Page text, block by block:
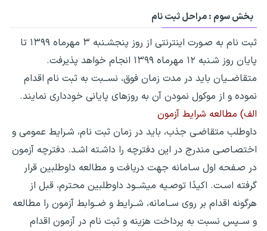
بخش سوم : مراحل ثبت نام
ثبت نام به صـورت اینترنتی از روز پنجشـنبه ۳ مهرماه ۱۳۹۹ تا
پایان روز شـنبه ۱۲ مهرماه ۱۳۹۹ انجام خواهد پذیرفت.
متقاضــیان باید در مدت زمان فوق، نســبت به ثبت نام اقدام
نموده و از موکول نمودن آن به روزهای پایانی خودداری نمایند.
الف) مطالعه شرایط آزمون
داوطلب متقاضـی جذب، باید در زمان ثبت نام، شـرایط عمومی و
اختصـاصـی مندرج در این دفترچه را داشـته اشـد. دفترچه آزمون
در صـفحه اول سـامانه جهت دریافت و مطالعه داوطلبین قرار
گرفته اسـت. اکیدًا توصـیه میشــود داوطلبین محترم، قبل از
هرگونه اقدام بر روی ســامانه، شــرایط و ضــوابط آزمون را مطالعه
و ســپس نسبت به پرداخت هزینه و ثبت نام در آزمون اقدام